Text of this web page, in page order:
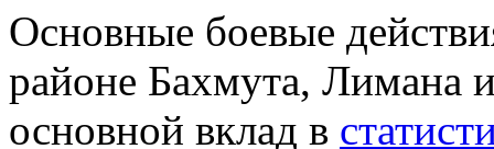
Основные боевые
районе Бахмута, Лимана
основной вклад в